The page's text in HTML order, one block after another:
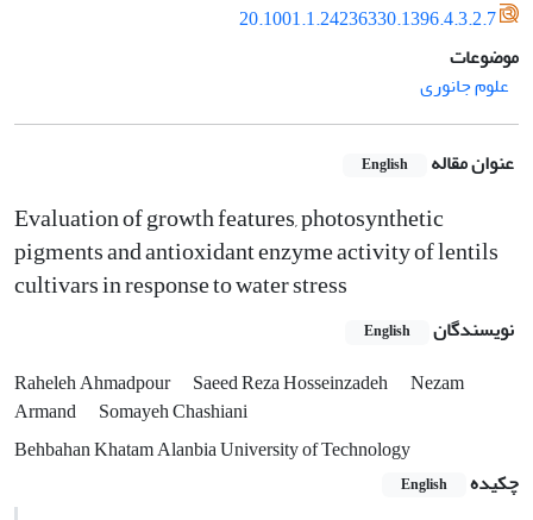
20.1001.1.24236330.1396.4.3.2.7
موضوعات
علوم جانوری
عنوان مقاله English
Evaluation of growth features, photosynthetic
pigments and antioxidant enzyme activity of lentils
cultivars in response to water stress
نویسندگان English
Raheleh Ahmadpour Saeed Reza Hosseinzadeh
Nezam
Armand
Somayeh Chashiani
Behbahan Khatam Alanbia University of Technology
چکیده
English